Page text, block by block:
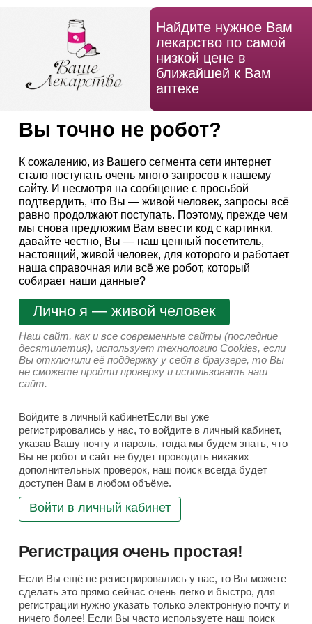
Найдите нужное Вам
лекарство по самой
низкой цене в
ближайшей к Вам
аптеке
Вы точно не робот?
К сожалению, из Вашего сегмента сети интернет
стало поступать очень много запросов к нашему
сайту. И несмотря на сообщение с просьбой
подтвердить, что Вы — живой человек, запросы всё
равно продолжают поступать. Поэтому, прежде чем
мы снова предложим Вам ввести код с картинки,
давайте честно, Вы — наш ценный посетитель,
настоящий, живой человек, для которого и работает
наша справочная или всё же робот, который
собирает наши данные?
Лично я — живой человек
Наш сайт, как и все современные сайты (последние
десятилетия), использует технологию Cookies, если
Вы отключили её поддержку у себя в браузере, то Вы
не сможете пройти проверку и использовать наш
сайт.
Войдите в личный кабинетЕсли вы уже
регистрировались у нас, то войдите в личный кабинет,
указав Вашу почту и пароль, тогда мы будем знать, что
Вы не робот и сайт не будет проводить никаких
дополнительных проверок, наш поиск всегда будет
доступен Вам в любом объёме.
Войти в личный кабинет
Регистрация очень простая!
Если Вы ещё не регистрировались у нас, то Вы можете
сделать это прямо сейчас очень легко и быстро, для
регистрации нужно указать только электронную почту и
ничего более! Если Вы часто используете наш поиск